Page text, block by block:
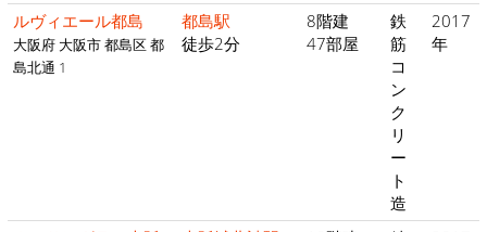
ルヴィエール都島
大阪府 大阪市 都島区 都
島北通 1
都島駅
徒歩2分
8階建
47部屋
鉄
筋
コ
ン
ク
リ
ー
ト
造
2017
年